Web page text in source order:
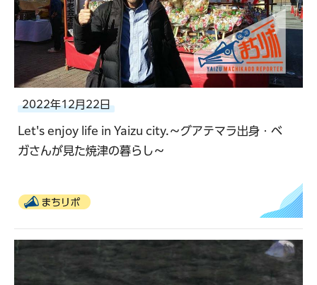
2022年12月22日
Let's enjoy life in Yaizu city.～グアテマラ出身・ベ
ガさんが見た焼津の暮らし～
まちリポ